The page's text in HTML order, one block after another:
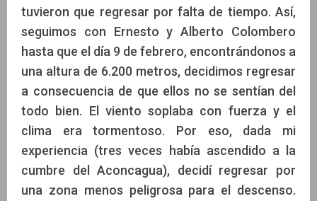
tuvieron que regresar por falta de tiempo. Así,
seguimos con Ernesto y Alberto Colombero
hasta que el día 9 de febrero, encontrándonos a
una altura de 6.200 metros, decidimos regresar
a consecuencia de que ellos no se sentían del
todo bien. El viento soplaba con fuerza y el
clima era tormentoso. Por eso, dada mi
experiencia (tres veces había ascendido a la
cumbre del Aconcagua), decidí regresar por
una zona menos peligrosa para el descenso.